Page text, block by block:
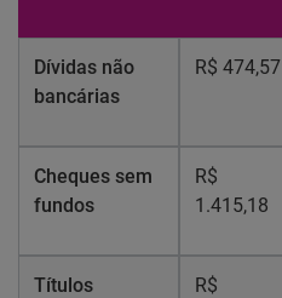
Dívidas não
bancárias
R$ 474,57
Cheques sem
fundos
R$
1.415,18
Títulos
R$